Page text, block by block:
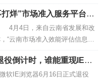
殖时要注意保持阳光充足，不
要视季节变换。那么，关于虎
意事项有哪些呢?下面来看看
兰...
烊”市场准入服务平台建
月4日，来自云南省发展和改
“云南市场准入效能评估信息化
式启动，建成后将为市场主体提
市场准入业务服务。 自2020
委将云南、福建两省纳入首批
役倒计时，谁能重现IE当
软IE浏览器6月16日正式退役